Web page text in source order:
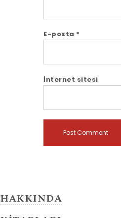
E-posta *
İnternet sitesi
HAKKINDA